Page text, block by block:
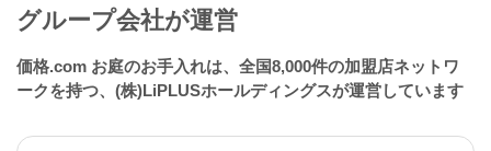
グループ会社が運営
価格.com お庭のお手入れは、全国8,000件の加盟店ネットワ
ークを持つ、(株)LiPLUSホールディングスが運営しています